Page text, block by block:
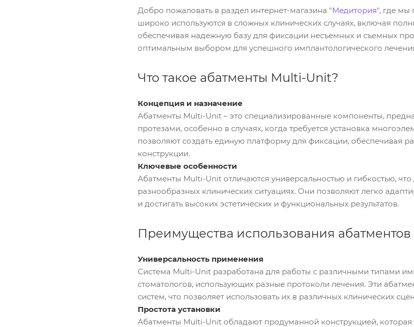
Добро пожаловать в раздел интернет-магазина "Медитория", где мы
широко используются в сложных клинических случаях, включая
обеспечивая надежную базу для фиксации несъемных и съемных
оптимальным выбором для успешного имплантологического
Что такое абатменты Multi-Unit?
Концепция и назначение
Абатменты Multi-Unit – это специализированные компоненты,
протезами, особенно в случаях, когда требуется установка
позволяют создать единую платформу для фиксации, обеспечивая
конструкции.
Ключевые особенности
Абатменты Multi-Unit отличаются универсальностью и гибкостью,
разнообразных клинических ситуациях. Они позволяют легко
и достигать высоких эстетических и функциональных результатов.
Преимущества использования
Универсальность применения
Система Multi-Unit разработана для работы с различными типами
стоматологов, использующих разные протоколи лечения. Эти
систем, что позволяет использовать их в различных клинических
Простота установки
Абатменты Multi-Unit обладают продуманной конструкцией,